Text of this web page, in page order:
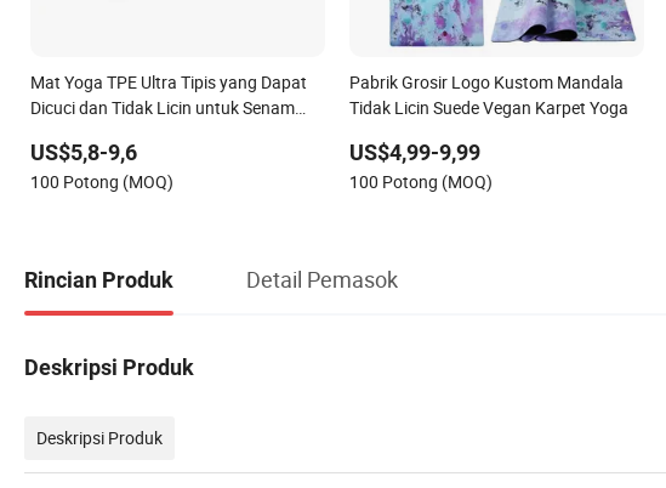
Mat Yoga TPE Ultra Tipis yang Dapat
Dicuci dan Tidak Licin untuk Senam
US$5,8-9,6
100 Potong (MOQ)
Pabrik Grosir Logo Kustom Mandala
Tidak Licin Suede Vegan Karpet Yoga
US$4,99-9,99
100 Potong (MOQ)
Rincian Produk Detail Pemasok
Deskripsi Produk
Deskripsi Produk